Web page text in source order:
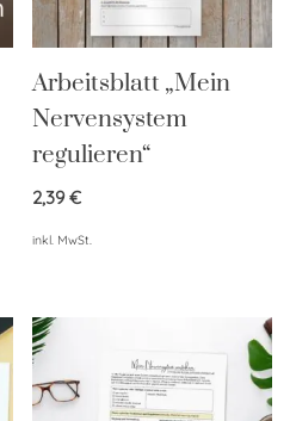
Arbeitsblatt „Mein
Nervensystem
regulieren“
2,39€
inkl. MwSt.